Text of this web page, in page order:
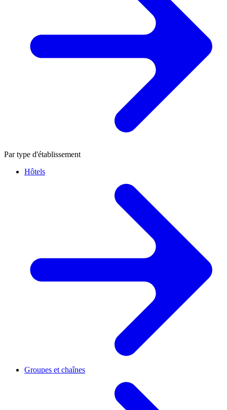
Par type d'établissement
Hôtels
Groupes et chaînes